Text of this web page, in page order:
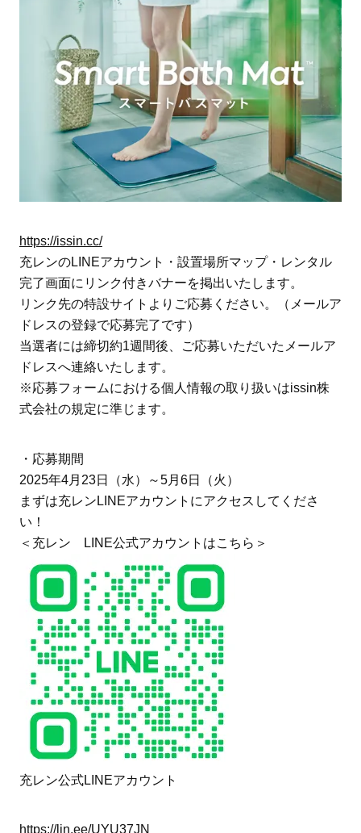
https://issin.cc/
充レンのLINEアカウント・設置場所マップ・レンタル
完了画面にリンク付きバナーを掲出いたします。
リンク先の特設サイトよりご応募ください。（メールア
ドレスの登録で応募完了です）
当選者には締切約1週間後、ご応募いただいたメールア
ドレスへ連絡いたします。
※応募フォームにおける個人情報の取り扱いはissin株
式会社の規定に準じます。
・応募期間
2025年4月23日（水）～5月6日（火）
まずは充レンLINEアカウントにアクセスしてくださ
い！
＜充レン LINE公式アカウントはこちら＞
充レン公式LINEアカウント
https://lin.ee/UYU37JN